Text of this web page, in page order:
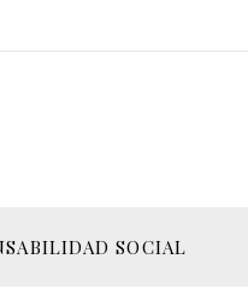
SOCIAL